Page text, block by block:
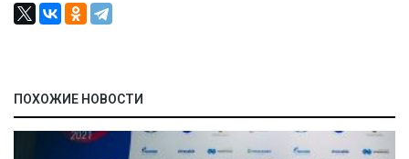
ПОХОЖИЕ НОВОСТИ